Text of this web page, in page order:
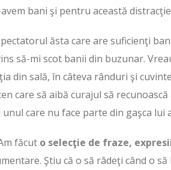
bani şi pentru această
ăsta care are suficienţi
să-mi scot banii din buzunar.
din sală, în câteva rânduri şi
care să aibă curajul să
unul care nu face parte din gaşca lui
făcut o selecţie de fraze,
Ştiu că o să râdeţi când o